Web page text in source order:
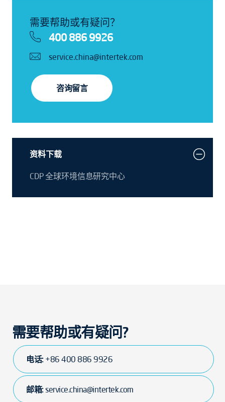
需要帮助或有疑问？
400 886 9926
service.china@intertek.com
咨询留言
资料下载
CDP 全球环境信息研究中心
需要帮助或有疑问?
电话: +86 400 886 9926
邮箱:service.china@intertek.com